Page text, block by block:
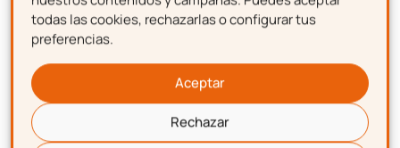
todas las cookies, rechazarlas o configurar tus
preferencias.
Aceptar
Rechazar
Nombre
Apellidos
Correo electrónico